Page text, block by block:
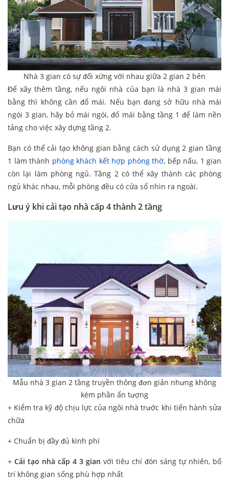
Nhà 3 gian có sự đối xứng với nhau giữa 2 gian 2 bên
Để xây thêm tầng, nếu ngôi nhà của bạn là nhà 3 gian mái
bằng thì không cần đổ mái. Nếu bạn đang sở hữu nhà mái
ngói 3 gian, hãy bỏ mái ngói, đổ mái bằng tầng 1 để làm nền
tảng cho việc xây dựng tầng 2.
Bạn có thể cải tạo không gian bằng cách sử dụng 2 gian tầng
1 làm thành phòng khách kết hợp phòng thờ, bếp nấu, 1 gian
còn lại làm phòng ngủ. Tầng 2 có thể xây thành các phòng
ngủ khác nhau, mỗi phòng đều có cửa sổ nhìn ra ngoài.
Lưu ý khi cải tạo nhà cấp 4 thành 2 tầng
Mẫu nhà 3 gian 2 tầng truyền thông đơn giản nhưng không
kém phần ấn tượng
+ Kiểm tra kỹ độ chịu lực của ngôi nhà trước khi tiến hành sửa
chữa
+ Chuẩn bị đầy đủ kinh phí
+ Cải tạo nhà cấp 4 3 gian với tiêu chí đón sáng tự nhiên, bố
trí không gian sống phù hợp nhất